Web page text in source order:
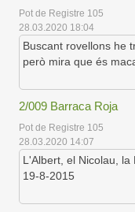
Pot de Registre 105
28.03.2020 18:04
Buscant rovellons he
però mira que és
2/009 Barraca Roja
Pot de Registre 105
28.03.2020 14:07
L'Albert, el Nicolau,
19-8-2015